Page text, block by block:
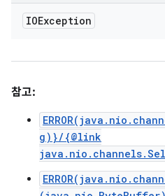
IOException
참고:
g)}/{@link